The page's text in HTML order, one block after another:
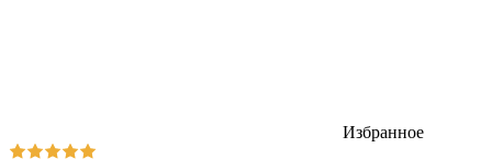
Избранное